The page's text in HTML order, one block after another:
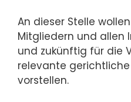
An dieser Stelle
Mitgliedern und allen
und zukünftig für die
relevante
vorstellen.